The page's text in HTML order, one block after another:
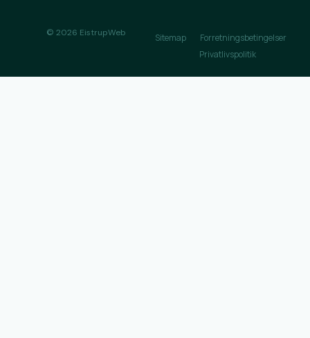
© 2026 EistrupWeb Sitemap
Forretningsbetingelser
Privatlivspolitik